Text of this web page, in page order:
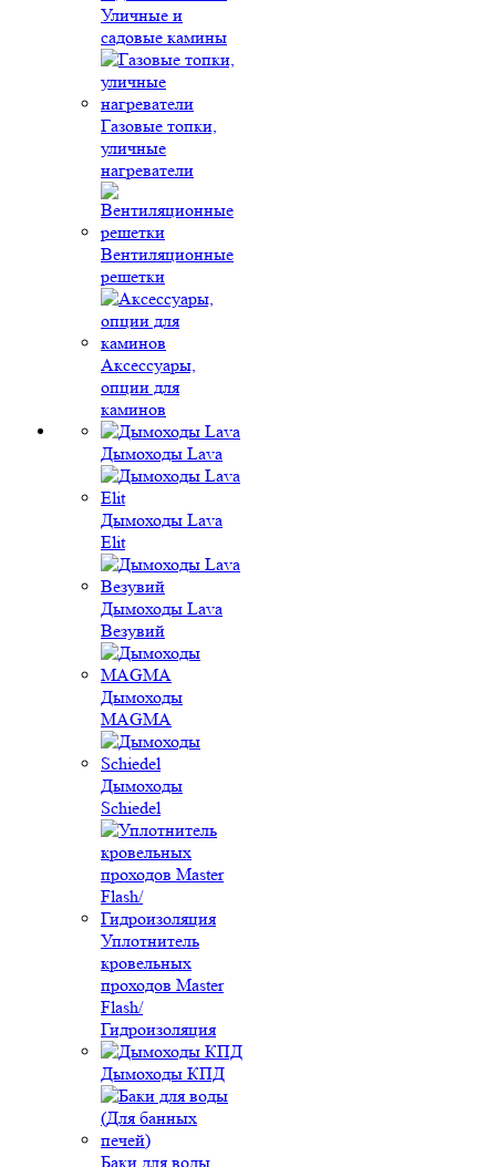
Уличные и
садовые камины
Газовые топки,
уличные
нагреватели
Вентиляционные
решетки
Аксессуары,
опции для
каминов
Дымоходы Lava
Дымоходы Lava
Elit
Дымоходы Lava
Везувий
Дымоходы
MAGMA
Дымоходы
Schiedel
Уплотнитель
кровельных
проходов Master
Flash/
Гидроизоляция
Дымоходы КПД
Баки для воды